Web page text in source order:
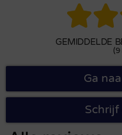

GEMIDDELDE
(9
Ga
Schrijf